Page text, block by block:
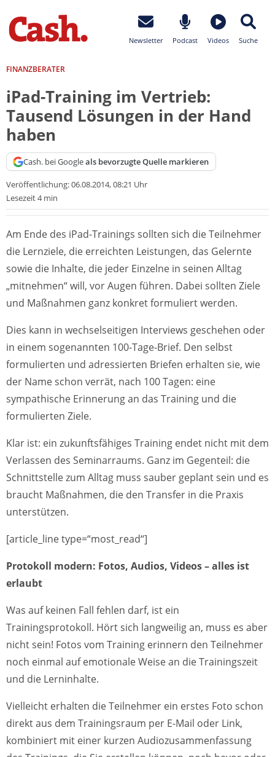
Newsletter Podcast Videos Suche
FINANZBERATER
iPad-Training im Vertrieb:
Tausend Lösungen in der Hand
haben
Cash. bei Googleals bevorzugte Quelle markieren
Veröffentlichung:06.08.2014, 08:21 Uhr
Lesezeit 4 min
Am Ende des iPad-Trainings sollten sich die Teilnehmer
die Lernziele, die erreichten Leistungen, das Gelernte
sowie die Inhalte, die jeder Einzelne in seinen Alltag
„mitnehmen“ will, vor Augen führen. Dabei sollten Ziele
und Maßnahmen ganz konkret formuliert werden.
Dies kann in wechselseitigen Interviews geschehen oder
in einem sogenannten 100-Tage-Brief. Den selbst
formulierten und adressierten Briefen erhalten sie, wie
der Name schon verrät, nach 100 Tagen: eine
sympathische Erinnerung an das Training und die
formulierten Ziele.
Klar ist: ein zukunftsfähiges Training endet nicht mit dem
Verlassen des Seminarraums. Ganz im Gegenteil: die
Schnittstelle zum Alltag muss sauber geplant sein und es
braucht Maßnahmen, die den Transfer in die Praxis
unterstützen.
[article_line type=“most_read“]
Protokoll modern: Fotos, Audios, Videos – alles ist
erlaubt
Was auf keinen Fall fehlen darf, ist ein
Trainingsprotokoll. Hört sich langweilig an, muss es aber
nicht sein! Fotos vom Training erinnern den Teilnehmer
noch einmal auf emotionale Weise an die Trainingszeit
und die Lerninhalte.
Vielleicht erhalten die Teilnehmer ein erstes Foto schon
direkt aus dem Trainingsraum per E-Mail oder Link,
kombiniert mit einer kurzen Audiozusammenfassung